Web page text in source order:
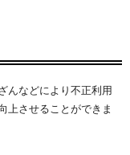
んなどにより不正利用
上させることができま